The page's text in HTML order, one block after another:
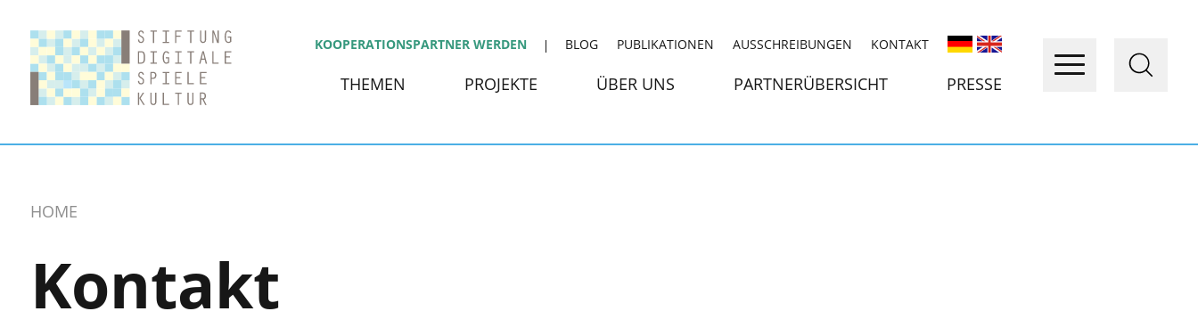
KOOPERATIONSPARTNER WERDEN BLOG PUBLIKATIONEN AUSSCHREIBUNGEN KONTAKT
THEMEN PROJEKTE ÜBER UNS PARTNERÜBERSICHT PRESSE
HOME
Kontakt